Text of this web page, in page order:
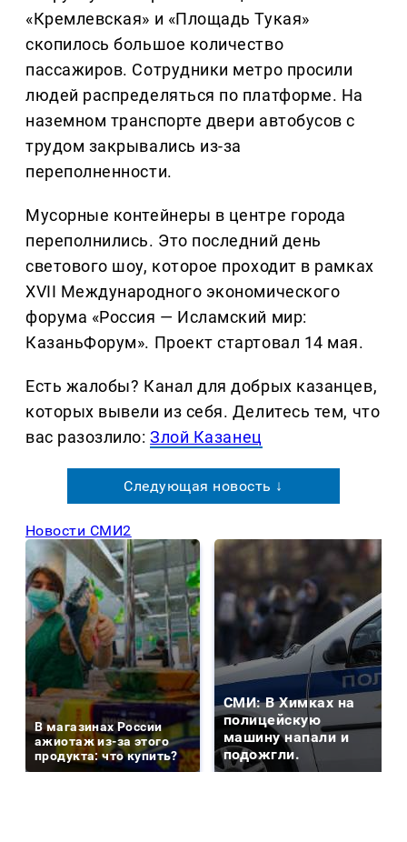
«Кремлевская» и «Площадь Тукая»
скопилось большое количество
пассажиров. Сотрудники метро просили
людей распределяться по платформе. На
наземном транспорте двери автобусов с
трудом закрывались из-за
переполненности.
Мусорные контейнеры в центре города
переполнились. Это последний день
светового шоу, которое проходит в рамках
XVII Международного экономического
форума «Россия — Исламский мир:
КазаньФорум». Проект стартовал 14 мая.
Есть жалобы? Канал для добрых казанцев,
которых вывели из себя. Делитеcь тем, что
вас разозлило:Злой Казанец
Следующая новость ↓
Новости СМИ2
В магазинах России
ажиотаж из-за этого
продукта: что купить?
СМИ: В Химках на
полицейскую
машину напали и
подожгли.